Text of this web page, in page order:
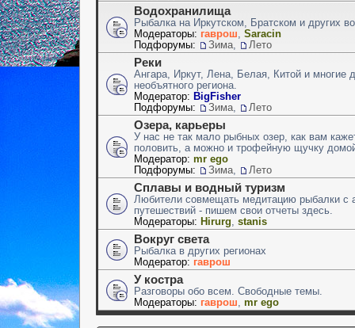
Водохранилища
Рыбалка на Иркутском, Братском и других
Модераторы: гаврош
Saracin
Подфорумы:
Зима Лето
Реки
Ангара, Иркут, Лена, Белая, Китой и многие
необъятного региона.
Модератор: BigFisher
Подфорумы:
Зима Лето
Озера, карьеры
У нас не так мало рыбных озер, как вам
половить, а можно и трофейную щучку
Модератор: mr ego
Подфорумы:
Зима Лето
Сплавы и водный туризм
Любители совмещать медитацию рыбалки с
путешествий - пишем свои отчеты здесь.
Модераторы: Hirurg stanis
Вокруг света
Рыбалка в других регионах
Модератор: гаврош
У костра
Разговоры обо всем. Свободные темы.
Модераторы: гаврош mr ego